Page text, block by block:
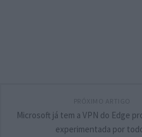
Microsoft já tem a VPN do Edge
experimentada por